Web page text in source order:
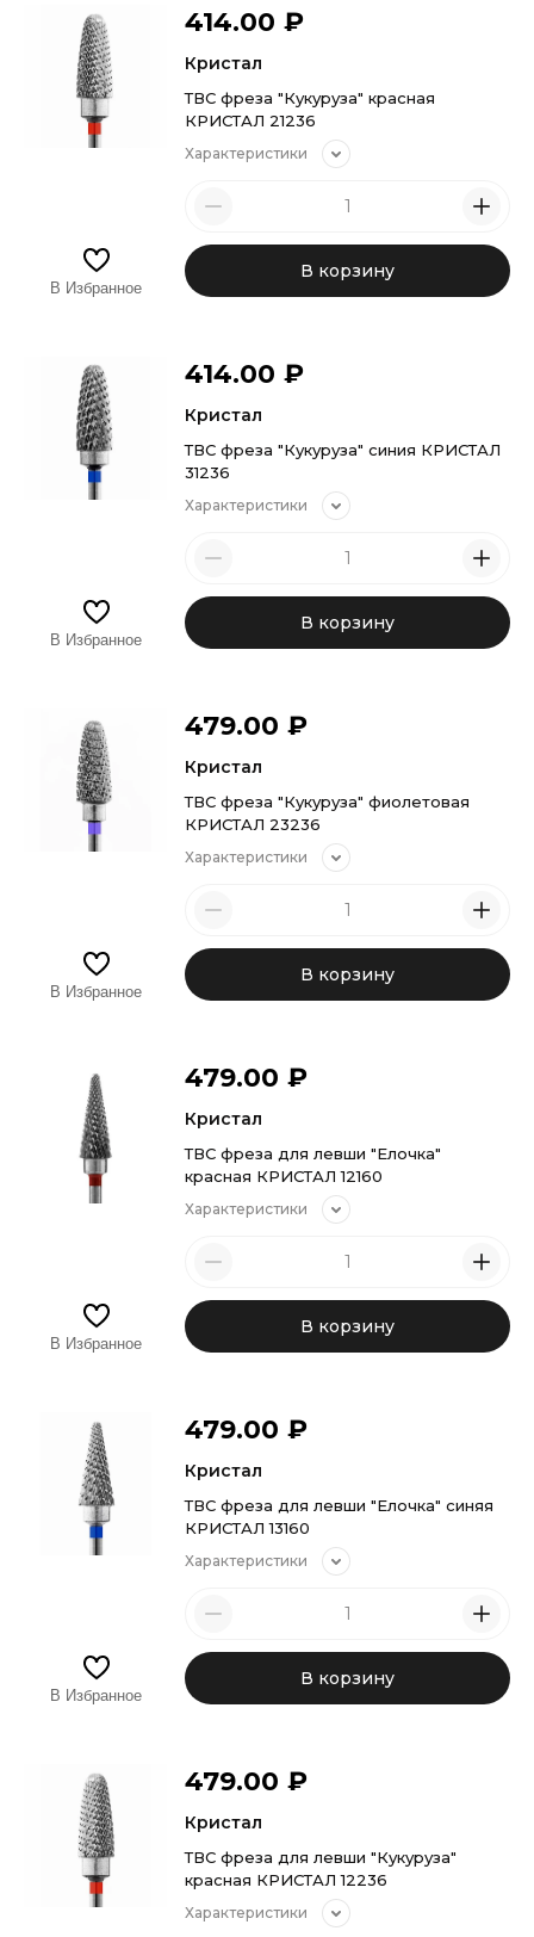
414.00 ₽
Кристал
ТВС фреза "Кукуруза" красная
КРИСТАЛ 21236
Характеристики
В корзину
В Избранное
414.00 ₽
Кристал
ТВС фреза "Кукуруза" синия КРИСТАЛ
31236
Характеристики
В корзину
В Избранное
479.00 ₽
Кристал
ТВС фреза "Кукуруза" фиолетовая
КРИСТАЛ 23236
Характеристики
В корзину
В Избранное
479.00 ₽
Кристал
ТВС фреза для левши "Елочка"
красная КРИСТАЛ 12160
Характеристики
В корзину
В Избранное
479.00 ₽
Кристал
ТВС фреза для левши "Елочка" синяя
КРИСТАЛ 13160
Характеристики
В корзину
В Избранное
479.00 ₽
Кристал
ТВС фреза для левши "Кукуруза"
красная КРИСТАЛ 12236
Характеристики